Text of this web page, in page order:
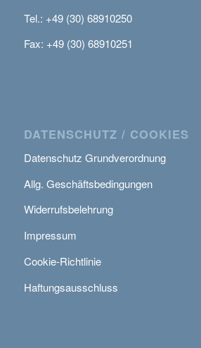
Tel.: +49 (30) 68910250
Fax: +49 (30) 68910251
DATENSCHUTZ / COOKIES
Datenschutz Grundverordnung
Allg. Geschäftsbedingungen
Widerrufsbelehrung
Impressum
Cookie-Richtlinie
Haftungsausschluss